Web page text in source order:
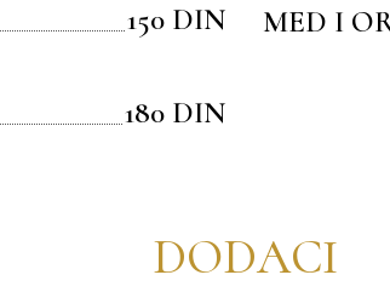
150 DIN
180 DIN
MED I
DODACI